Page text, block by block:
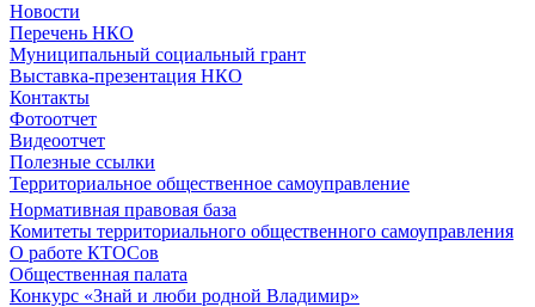
Новости
Перечень НКО
Муниципальный социальный грант
Выставка-презентация НКО
Контакты
Фотоотчет
Видеоотчет
Полезные ссылки
Территориальное общественное самоуправление
Нормативная правовая база
Комитеты территориального общественного самоуправления
О работе КТОСов
Общественная палата
Конкурс «Знай и люби родной Владимир»